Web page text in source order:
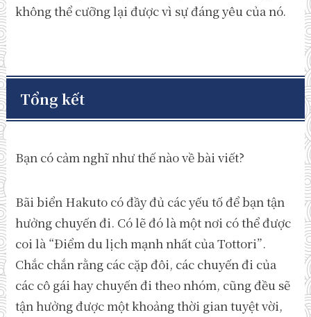
không thể cưỡng lại được vì sự đáng yêu của nó.
Tổng kết
Bạn có cảm nghĩ như thế nào về bài viết?
Bãi biển Hakuto có đầy đủ các yếu tố để bạn tận
hưởng chuyến đi. Có lẽ đó là một nơi có thể được
coi là “Điểm du lịch mạnh nhất của Tottori”.
Chắc chắn rằng các cặp đôi, các chuyến đi của
các cô gái hay chuyến đi theo nhóm, cũng đều sẽ
tận hưởng được một khoảng thời gian tuyệt vời,